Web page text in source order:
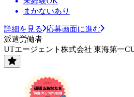
まかないあり
詳細を見る
応募画面に進む
派遣労働者
UTエージェント株式会社 東海第一